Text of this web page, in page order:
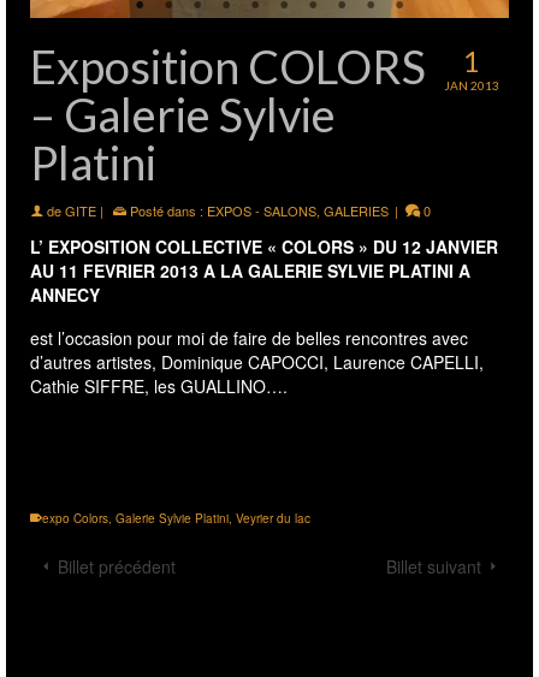
1
JAN 2013
Exposition COLORS
– Galerie Sylvie
Platini
deGITE | Posté dans : EXPOS - SALONS, GALERIES | 0
L’ EXPOSITION COLLECTIVE « COLORS » DU 12 JANVIER
AU 11 FEVRIER 2013 A LA GALERIE SYLVIE PLATINI A
ANNECY
est l’occasion pour moi de faire de belles rencontres avec
d’autres artistes, Dominique CAPOCCI, Laurence CAPELLI,
Cathie SIFFRE, les GUALLINO….
expo Colors Galerie Sylvie Platini Veyrier du lac
Billet précédent Billet suivant